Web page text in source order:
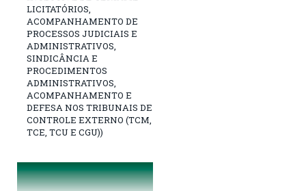
LICITATÓRIOS,
ACOMPANHAMENTO DE
PROCESSOS JUDICIAIS E
ADMINISTRATIVOS,
SINDICÂNCIA E
PROCEDIMENTOS
ADMINISTRATIVOS,
ACOMPANHAMENTO E
DEFESA NOS TRIBUNAIS DE
CONTROLE EXTERNO (TCM,
TCE, TCU E CGU))